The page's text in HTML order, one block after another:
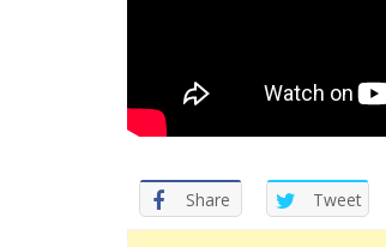
Share Tweet